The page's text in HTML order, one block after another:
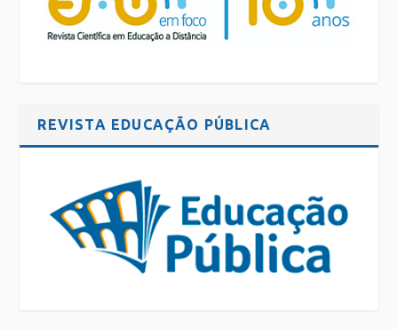
REVISTA EDUCAÇÃO PÚBLICA